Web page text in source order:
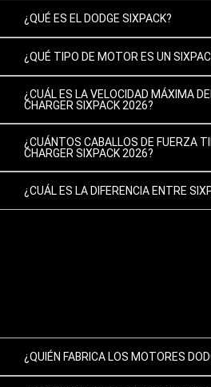
¿QUÉ ES EL DODGE SIXPACK?
¿QUÉ TIPO DE MOTOR ES UN
¿CUÁL ES LA VELOCIDAD MÁXIMA
CHARGER SIXPACK 2026?
¿CUÁNTOS CABALLOS DE FUERZA
CHARGER SIXPACK 2026?
¿CUÁL ES LA DIFERENCIA ENTRE
¿QUIÉN FABRICA LOS MOTORES